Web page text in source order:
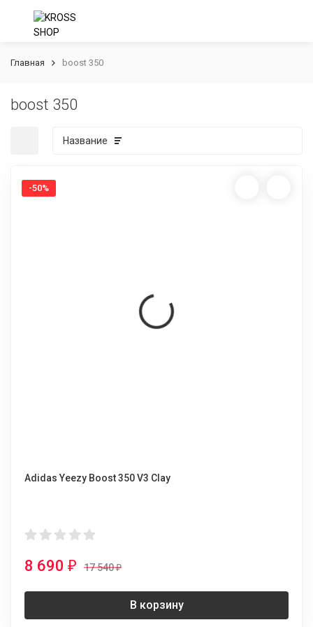
Главная boost 350
boost 350
Название
-50%
Adidas Yeezy Boost 350 V3 Clay
8 690 ₽ 17 540₽
В корзину